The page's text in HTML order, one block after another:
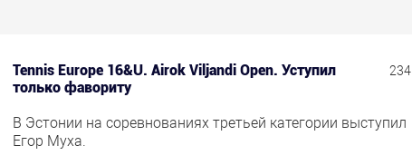
234
Tennis Europe 16&U. Airok Viljandi Open. Уступил
только фавориту
В Эстонии на соревнованиях третьей категории выступил
Егор Муха.